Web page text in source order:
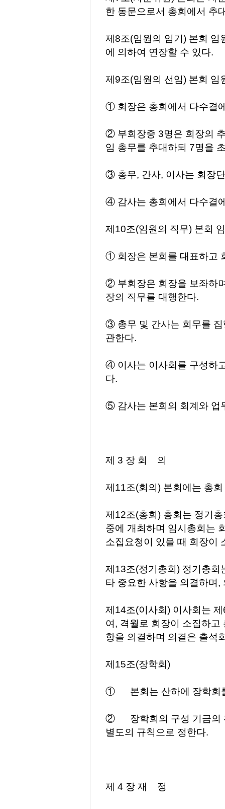
한 동문으로서 총회에서 추
제8조(임원의 임기) 본회 임
에 의하여 연장할 수 있다.
제9조(임원의 선임) 본회 임
① 회장은 총회에서 다수결
② 부회장중 3명은 회장의
임 총무를 추대하되 7명을
③ 총무, 간사, 이사는 회장
④ 감사는 총회에서 다수결
제10조(임원의 직무) 본회
① 회장은 본회를 대표하고
② 부회장은 회장을 보좌하
장의 직무를 대행한다.
③ 총무 및 간사는 회무를
관한다.
④ 이사는 이사회를 구성하
다.
⑤ 감사는 본회의 회계와 업
제 3 장 회 의
제11조(회의) 본회에는 총
제12조(총회) 총회는 정기
중에 개최하며 임시총회는
소집요청이 있을 때 회장이
제13조(정기총회) 정기총회
타 중요한 사항을 의결하며
제14조(이사회) 이사회는
여, 격월로 회장이 소집하
항을 의결하며 의결은 출석
제15조(장학회)
① 본회는 산하에 장학회
② 장학회의 구성 기금의
별도의 규칙으로 정한다.
제 4 장 재 정